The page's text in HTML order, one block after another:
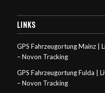
LINKS
GPS Fahrzeugortung Mainz |
– Novon Tracking
GPS Fahrzeugortung Fulda |
– Novon Tracking